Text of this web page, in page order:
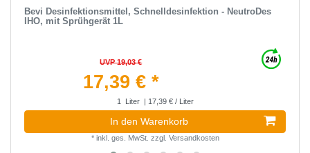
Bevi Desinfektionsmittel, Schnelldesinfektion - NeutroDes
IHO, mit Sprühgerät 1L
UVP 19,03 €
17,39 € *
1 Liter | 17,39 € / Liter
In den Warenkorb
* inkl. ges. MwSt. zzgl. Versandkosten